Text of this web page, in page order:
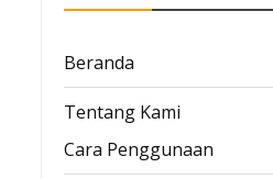
Beranda
Tentang Kami
Cara Penggunaan